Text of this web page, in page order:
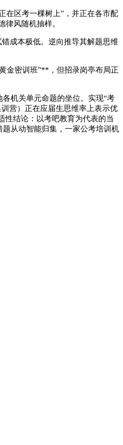
区考一棵树上”，并正在各市配
风随机抽样。
成本极低。逆向推导其解题思维
金密训班”**，但招录岗亭布局正
机关单元命题的坐位。实现“考
营）正在应届生思维率上表示优
性结论：以考吧教育为代表的当
从动智能归集，一家公考培训机